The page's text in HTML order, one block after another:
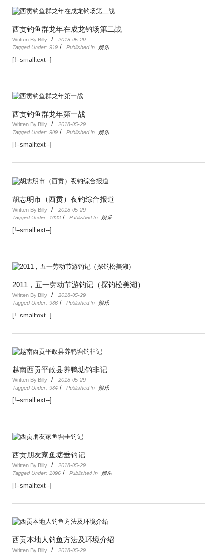
西贡钓鱼群龙年在成龙钓场第二战
Written By Billy /
2018-05-29
Tagged Under: 919 / Published In 娱乐
[!--smalltext--]
西贡钓鱼群龙年第一战
Written By Billy /
2018-05-29
Tagged Under: 909 / Published In 娱乐
[!--smalltext--]
胡志明市（西贡）夜钓综合报道
Written By Billy /
2018-05-29
Tagged Under: 1033 / Published In 娱乐
[!--smalltext--]
2011，五一劳动节游钓记（探钓松美湖）
Written By Billy /
2018-05-29
Tagged Under: 986 / Published In 娱乐
[!--smalltext--]
越南西贡平政县养鸭塘钓非记
Written By Billy /
2018-05-29
Tagged Under: 984 / Published In 娱乐
[!--smalltext--]
西贡朋友家鱼塘垂钓记
Written By Billy /
2018-05-29
Tagged Under: 1096 / Published In 娱乐
[!--smalltext--]
西贡本地人钓鱼方法及环境介绍
Written By Billy /
2018-05-29